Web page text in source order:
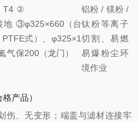
T4 ②
地 ③
气保
φ325×660（台
式）、φ325×1
200（龙门）
铝粉 / 镁粉 /
钛粉等离子
切割、易燃
易爆粉尘环
境作业
产品）
伤、无变形；端盖与滤材连接牢